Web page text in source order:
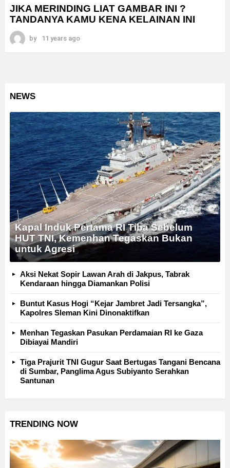
JIKA MERINDING LIAT GAMBAR INI ?
TANDANYA KAMU KENA KELAINAN INI
by 11 years ago
NEWS
Kapal Induk Pertama RI Tiba Sebelum
HUT TNI, Kemenhan Tegaskan Bukan
untuk Agresi
Aksi Nekat Sopir Lawan Arah di Jakpus, Tabrak
Kendaraan hingga Diamankan Polisi
Buntut Kasus Hogi “Kejar Jambret Jadi Tersangka”,
Kapolres Sleman Kini Dinonaktifkan
Menhan Tegaskan Pasukan Perdamaian RI ke Gaza
Dibiayai Mandiri
Tiga Prajurit TNI Gugur Saat Bertugas Tangani Bencana
di Sumbar, Panglima Agus Subiyanto Serahkan
Santunan
TRENDING NOW